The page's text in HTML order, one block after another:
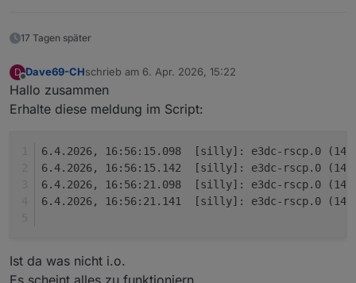
17 Tagen später
D
Offline
Dave69-CHschrieb am 6. Apr. 2026, 15:22
zuletzt editiert von
Hallo zusammen
Erhalte diese meldung im Script:
6.4.2026, 16:56:15.098	[silly]:
6.4.2026, 16:56:15.142	[silly]:
6.4.2026, 16:56:21.098	[silly]:
6.4.2026, 16:56:21.141	[silly]:
Ist da was nicht i.o.
Es scheint alles zu funktioniern.